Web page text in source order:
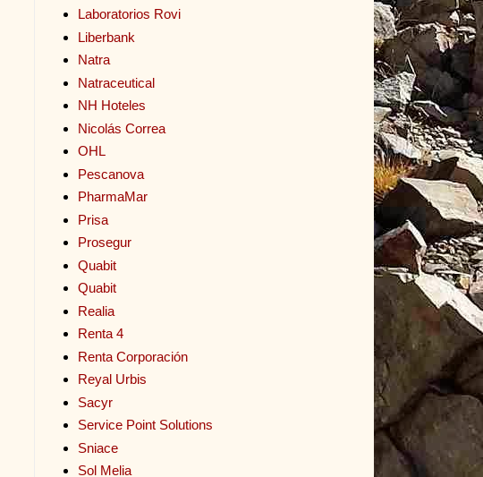
Laboratorios Rovi
Liberbank
Natra
Natraceutical
NH Hoteles
Nicolás Correa
OHL
Pescanova
PharmaMar
Prisa
Prosegur
Quabit
Quabit
Realia
Renta 4
Renta Corporación
Reyal Urbis
Sacyr
Service Point Solutions
Sniace
Sol Melia